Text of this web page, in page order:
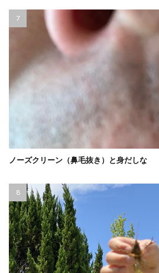
ノーズクリーン（鼻毛抜き）と身だしな